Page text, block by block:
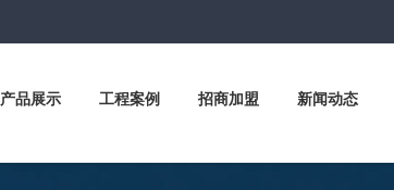
产品展示 工程案例 招商加盟 新闻动态